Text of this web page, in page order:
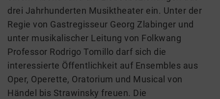
drei Jahrhunderten Musiktheater ein. Unter der
Regie von Gastregisseur Georg Zlabinger und
unter musikalischer Leitung von Folkwang
Professor Rodrigo Tomillo darf sich die
interessierte Öffentlichkeit auf Ensembles aus
Oper, Operette, Oratorium und Musical von
Händel bis Strawinsky freuen. Die